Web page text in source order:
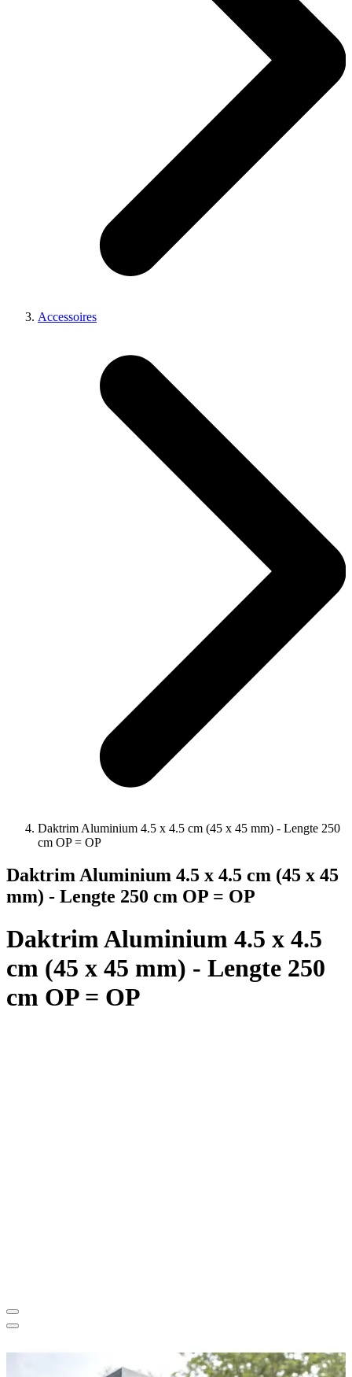
Accessoires
Daktrim Aluminium 4.5 x 4.5 cm (45 x 45 mm) - Lengte 250
cm OP = OP
Daktrim Aluminium 4.5 x 4.5 cm (45 x 45
mm) - Lengte 250 cm OP = OP
Daktrim Aluminium 4.5 x 4.5
cm (45 x 45 mm) - Lengte 250
cm OP = OP